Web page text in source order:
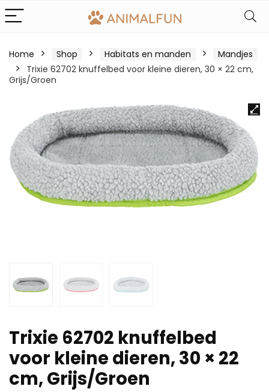
Home Shop Habitats en manden
Mandjes
Trixie 62702 knuffelbed voor kleine dieren, 30 × 22 cm,
Grijs/Groen
Trixie 62702 knuffelbed
voor kleine dieren, 30 × 22
cm, Grijs/Groen